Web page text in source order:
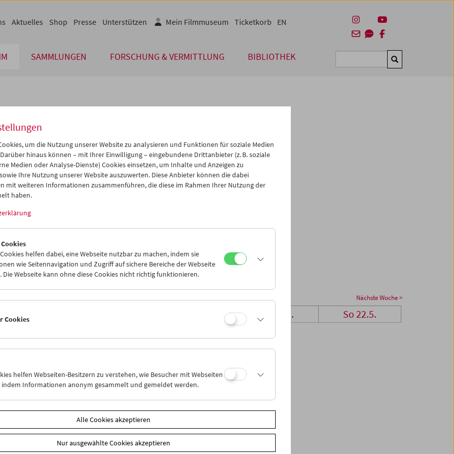
SAMMLUNGEN FORSCHUNG & VERMITTLUNG BIBLIOTHEK Suchen
Aktuelles Shop Presse Unterstützen Mein Filmmuseum Ticketkorb EN
Mai 2011 >>
Mi Do Fr Sa So
27 28 29 30
01
04 05 06 07
08
11 12
18 19
01
iCalender
Programmheft-PDF
English language or subtitles
Nächste Woche >
Mi 18.5. Sa 21.5. So 22.5.
um die Nutzung unserer Website zu analysieren und Funktionen für soziale Medien
hinaus können – mit Ihrer Einwilligung – eingebundene Drittanbieter (z. B. soziale
Medien oder Analyse-Dienste) Cookies einsetzen, um Inhalte und Anzeigen zu
Ihre Nutzung unserer Website auszuwerten. Diese Anbieter können die dabei
mit weiteren Informationen zusammenführen, die diese im Rahmen Ihrer Nutzung der
haben.
helfen dabei, eine Webseite nutzbar zu machen, indem sie
wie Seitennavigation und Zugriff auf sichere Bereiche der Webseite
Die Webseite kann ohne diese Cookies nicht richtig funktionieren.
Cookies
helfen Webseiten-Besitzern zu verstehen, wie Besucher mit Webseiten
indem Informationen anonym gesammelt und gemeldet werden.
Alle Cookies akzeptieren
Nur ausgewählte Cookies akzeptieren